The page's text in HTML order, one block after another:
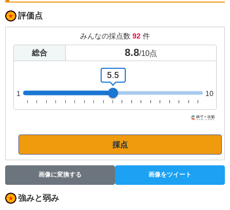
評価点
みんなの採点数 92 件
総合 8.8/10点
1
5.5
10
採点
画像に変換する 画像をツイート
強みと弱み